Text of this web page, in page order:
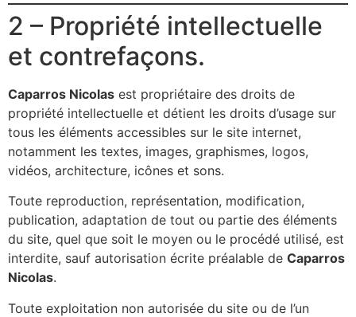
2 – Propriété intellectuelle
et contrefaçons.
Caparros Nicolas est propriétaire des droits de
propriété intellectuelle et détient les droits d’usage sur
tous les éléments accessibles sur le site internet,
notamment les textes, images, graphismes, logos,
vidéos, architecture, icônes et sons.
Toute reproduction, représentation, modification,
publication, adaptation de tout ou partie des éléments
du site, quel que soit le moyen ou le procédé utilisé, est
interdite, sauf autorisation écrite préalable de Caparros
Nicolas.
Toute exploitation non autorisée du site ou de l’un